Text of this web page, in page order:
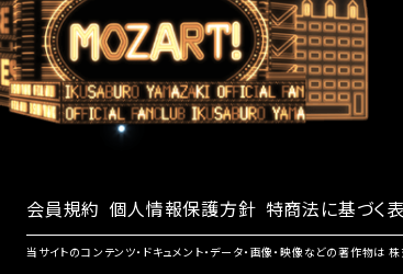
会員規約 個人情報保護方針 特商法に基づく
当サイトのコンテンツ・ドキュメント・データ・画像・映像などの著作物